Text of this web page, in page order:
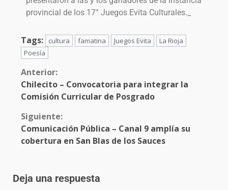
provincial de los 17° Juegos Evita Culturales._
Tags: cultura famatina Juegos Evita
La Rioja
Poesía
Anterior:
Chilecito – Convocatoria para integrar la
Comisión Curricular de Posgrado
Siguiente:
Comunicación Pública – Canal 9 amplía su
cobertura en San Blas de los Sauces
Deja una respuesta